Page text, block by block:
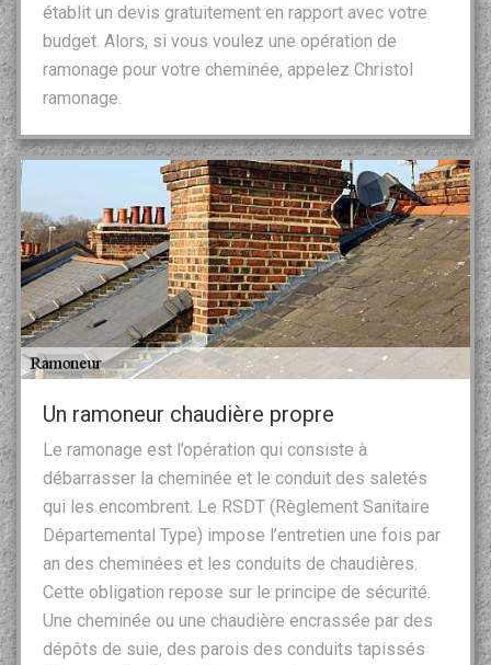
établit un devis gratuitement en rapport avec votre
budget. Alors, si vous voulez une opération de
ramonage pour votre cheminée, appelez Christol
ramonage.
Un ramoneur chaudière propre
Le ramonage est l’opération qui consiste à
débarrasser la cheminée et le conduit des saletés
qui les encombrent. Le RSDT (Règlement Sanitaire
Départemental Type) impose l’entretien une fois par
an des cheminées et les conduits de chaudières.
Cette obligation repose sur le principe de sécurité.
Une cheminée ou une chaudière encrassée par des
dépôts de suie, des parois des conduits tapissés